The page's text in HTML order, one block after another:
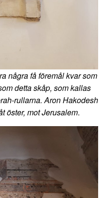
några få föremål kvar som
detta skåp, som kallas
rullarna. Aron Hakodesh
öster, mot Jerusalem.